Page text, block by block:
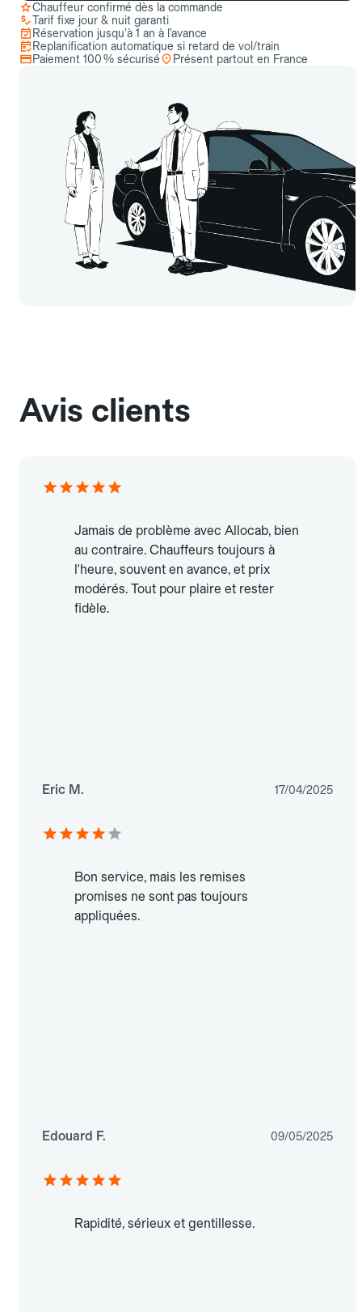
Chauffeur confirmé dès la commande
Tarif fixe jour & nuit garanti
Réservation jusqu’à 1 an à l’avance
Replanification automatique si retard de vol/train
Paiement 100 % sécurisé
Présent partout en France
Avis clients
Jamais de problème avec Allocab, bien
au contraire. Chauffeurs toujours à
l'heure, souvent en avance, et prix
modérés. Tout pour plaire et rester
fidèle.
Eric M. 17/04/2025
Bon service, mais les remises
promises ne sont pas toujours
appliquées.
Edouard F. 09/05/2025
Rapidité, sérieux et gentillesse.